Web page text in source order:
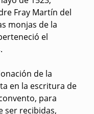
Fray Martín del
monjas de la
el
de la
en la escritura de
para
ser recibidas,